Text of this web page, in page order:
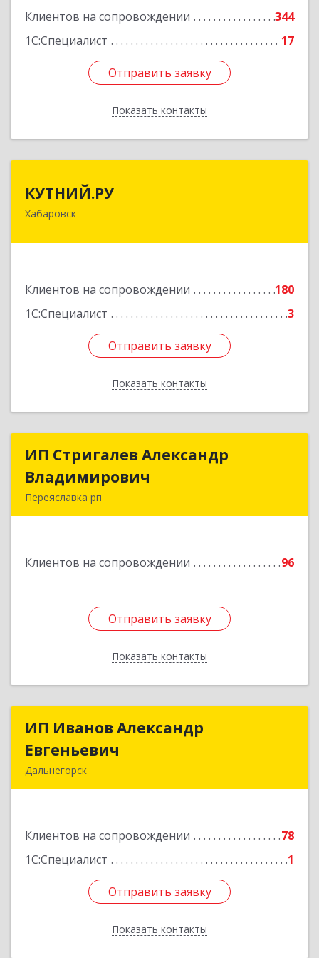
Клиентов на сопровождении
344
1С:Специалист
17
Отправить заявку
Показать контакты
Подробнее
Отправить заявку
Назад
КУТНИЙ.РУ
Хабаровск
Клиентов на сопровождении
180
1С:Специалист
3
Отправить заявку
Показать контакты
680007, Хабаровский край, Хабаровск г,
Отправить заявку
Назад
ИП Стригалев Александр
Владимирович
Переяславка рп
Клиентов на сопровождении 96
Отправить заявку
Показать контакты
ИП Стригалев Александр
Подробнее
Отправить заявку
Назад
ИП Иванов Александр
Евгеньевич
Дальнегорск
Клиентов на сопровождении
78
1С:Специалист
1
Отправить заявку
Показать контакты
ИП Иванов Александр
Подробнее
Отправить заявку
Назад